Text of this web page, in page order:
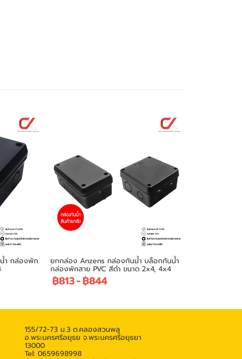
ำ กล่องพัก ยกกล่อง Anzens กล่องกันน้ำ บล็อกกันน้ำ
กล่องพักสาย PVC สีดำ ขนาด 2x4, 4x4
฿813-฿844
155/72-73 ม.3 ต.คลองสวนพลู
อ.พระนครศรีอยุธย จ.พระนครศรีอยุธยา
13000
Tel: 0659698998